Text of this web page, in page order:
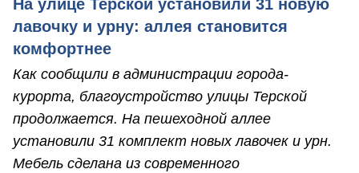
На улице Терской установили 31 новую
лавочку и урну: аллея становится
комфортнее
Как сообщили в администрации города-
курорта, благоустройство улицы Терской
продолжается. На пешеходной аллее
установили 31 комплект новых лавочек и урн.
Мебель сделана из современного